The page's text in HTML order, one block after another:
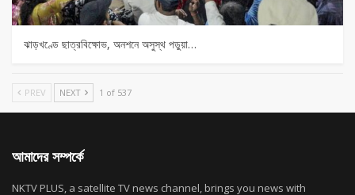
ঝাড়খণ্ডে ছাত্রবিক্ষোভ, অনশনে অসুস্থ পড়ুয়া…
PREV NEXT 1 of 537
আমাদের সম্পর্কে
NKTV PLUS, a satellite TV news channel, brings you news with